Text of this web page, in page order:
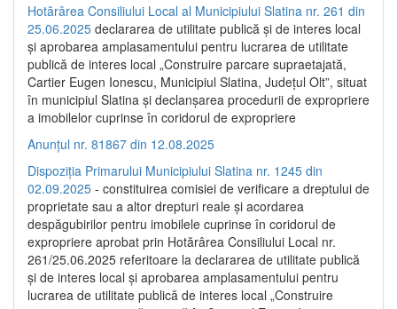
Hotărârea Consiliului Local al Municipiului Slatina nr. 261 din
25.06.2025 declararea de utilitate publică și de interes local
și aprobarea amplasamentului pentru lucrarea de utilitate
publică de interes local „Construire parcare supraetajată,
Cartier Eugen Ionescu, Municipiul Slatina, Județul Olt”, situat
în municipiul Slatina și declanșarea procedurii de expropriere
a imobilelor cuprinse în coridorul de expropriere
Anunțul nr. 81867 din 12.08.2025
Dispoziția Primarului Municipiului Slatina nr. 1245 din
02.09.2025 - constituirea comisiei de verificare a dreptului de
proprietate sau a altor drepturi reale și acordarea
despăgubirilor pentru imobilele cuprinse în coridorul de
expropriere aprobat prin Hotărârea Consiliului Local nr.
261/25.06.2025 referitoare la declararea de utilitate publică
și de interes local și aprobarea amplasamentului pentru
lucrarea de utilitate publică de interes local „Construire